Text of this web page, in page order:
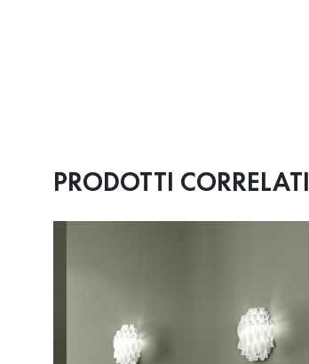
PRODOTTI CORRELATI